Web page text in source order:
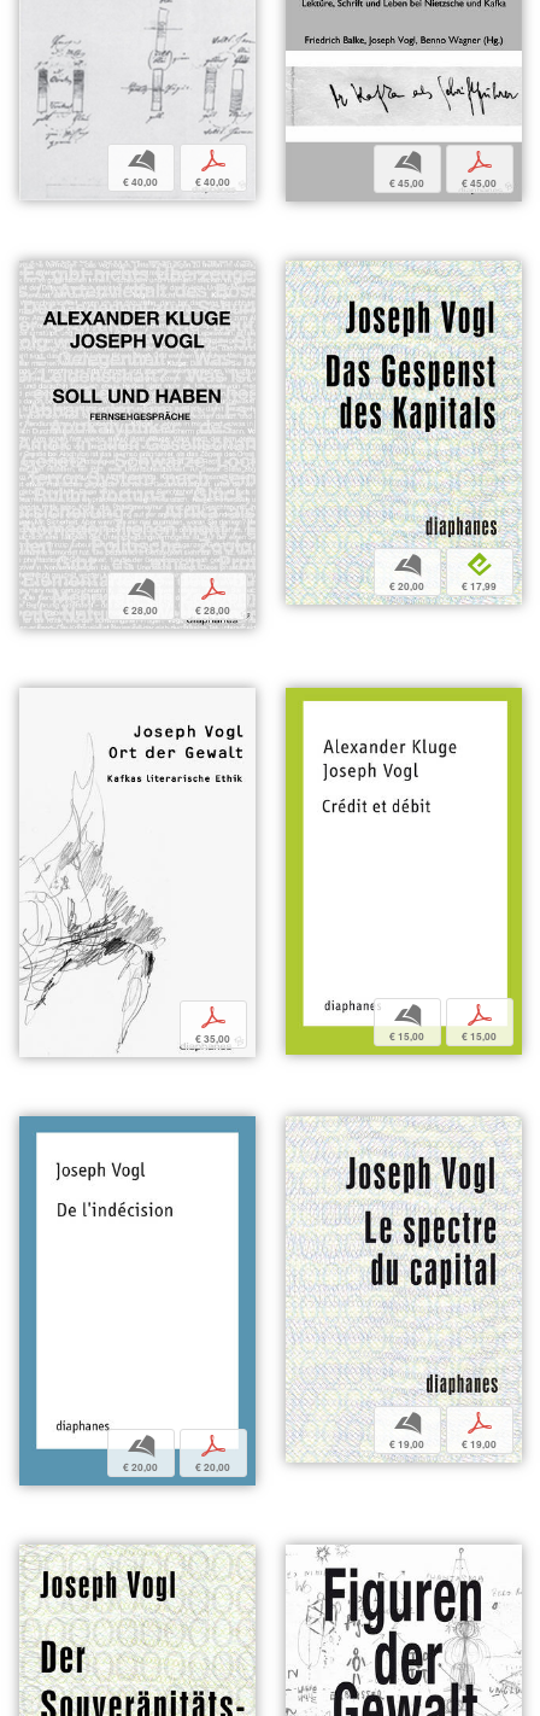
b
€ 40,00
p
€ 40,00
b
€ 45,00
p
€ 45,00
b
€ 28,00
p
€ 28,00
b
€ 20,00
e
€ 17,99
p
€ 35,00
b
€ 15,00
p
€ 15,00
b
€ 20,00
p
€ 20,00
b
€ 19,00
p
€ 19,00